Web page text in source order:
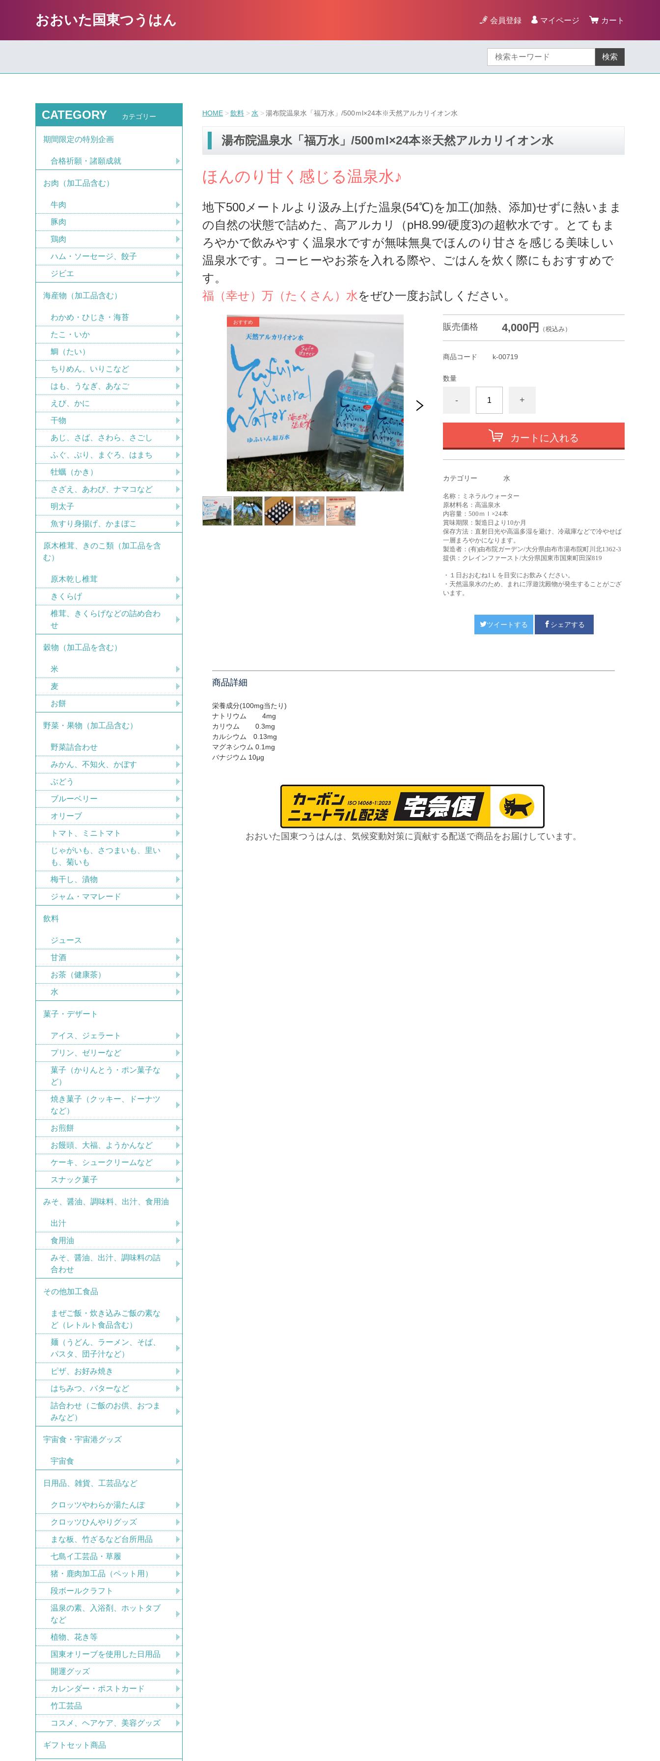
おおいた国東つうはん 会員登録 マイページ カート
検索
HOME 飲料 水 湯布院温泉水「福万水」/500ｍl×24本※天然アルカリイオン水
湯布院温泉水「福万水」/500ｍl×24本※天然アルカリイオン水
ほんのり甘く感じる温泉水♪
地下500メートルより汲み上げた温泉(54℃)を加工(加熱、添加)せずに熱いまま
の自然の状態で詰めた、 高アルカリ（pH8.99/硬度3)の超軟水です。とてもま
ろやかで飲みやすく温泉水ですが無味無臭でほんのり甘さを感じる美味しい
温泉水です。コーヒーやお茶を入れる際や、ごはんを炊く際にもおすすめで
す。
福（幸せ）万（たくさん）水をぜひ一度お試しください。
販売価格 4,000円 （税込み）
商品コード k-00719
数量
- +
カートに入れる
カテゴリー 水
名称：ミネラルウォーター
原材料名：高温泉水
内容量：500ｍｌ×24本
賞味期限：製造日より10か月
保存方法：直射日光や高温多湿を避け、冷蔵庫などで冷やせば
一層まろやかになります。
製造者： (有)由布院ガーデン/大分県由布市湯布院町川北1362-3
提供：クレインファースト/大分県国東市国東町田深819
・１日おおむね1Ｌを目安にお飲みください。
・天然温泉水のため、まれに浮遊沈殿物が発生することがござ
います。
ツイートする シェアする
商品詳細
栄養成分(100mg当たり)
ナトリウム 4mg
カリウム 0.3mg
カルシウム 0.13mg
マグネシウム 0.1mg
バナジウム 10μg
おおいた国東つうはんは、気候変動対策に貢献する配送で商品をお届けしています。
CATEGORY カテゴリー
期間限定の特別企画
合格祈願・諸願成就
お肉（加工品含む）
牛肉
豚肉
鶏肉
ハム・ソーセージ、餃子
ジビエ
海産物（加工品含む）
わかめ・ひじき・海苔
たこ・いか
鯛（たい）
ちりめん、いりこなど
はも、うなぎ、あなご
えび、かに
干物
あじ、さば、さわら、さごし
ふぐ、ぶり、まぐろ、はまち
牡蠣（かき）
さざえ、あわび、ナマコなど
明太子
魚すり身揚げ、かまぼこ
原木椎茸、きのこ類（加工品を含
む）
原木乾し椎茸
きくらげ
椎茸、きくらげなどの詰め合わ
せ
穀物（加工品を含む）
米
麦
お餅
野菜・果物（加工品含む）
野菜詰合わせ
みかん、不知火、かぼす
ぶどう
ブルーベリー
オリーブ
トマト、ミニトマト
じゃがいも、さつまいも、里い
も、菊いも
梅干し、漬物
ジャム・ママレード
飲料
ジュース
甘酒
お茶（健康茶）
水
菓子・デザート
アイス、ジェラート
プリン、ゼリーなど
菓子（かりんとう・ポン菓子な
ど）
焼き菓子（クッキー、ドーナツ
など）
お煎餅
お饅頭、大福、ようかんなど
ケーキ、シュークリームなど
スナック菓子
みそ、醤油、調味料、出汁、食用油
出汁
食用油
みそ、醤油、出汁、調味料の詰
合わせ
その他加工食品
まぜご飯・炊き込みご飯の素な
ど（レトルト食品含む）
麺（うどん、ラーメン、そば、
パスタ、団子汁など）
ピザ、お好み焼き
はちみつ、バターなど
詰合わせ（ご飯のお供、おつま
みなど）
宇宙食・宇宙港グッズ
宇宙食
日用品、雑貨、工芸品など
クロッツやわらか湯たんぽ
クロッツひんやりグッズ
まな板、竹ざるなど台所用品
七島イ工芸品・草履
猪・鹿肉加工品（ペット用）
段ボールクラフト
温泉の素、入浴剤、ホットタブ
など
植物、花き等
国東オリーブを使用した日用品
開運グッズ
カレンダー・ポストカード
竹工芸品
コスメ、ヘアケア、美容グッズ
ギフトセット商品